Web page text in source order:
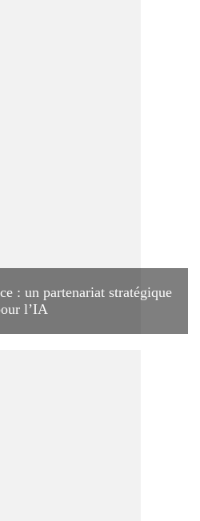
: un partenariat stratégique
l’IA